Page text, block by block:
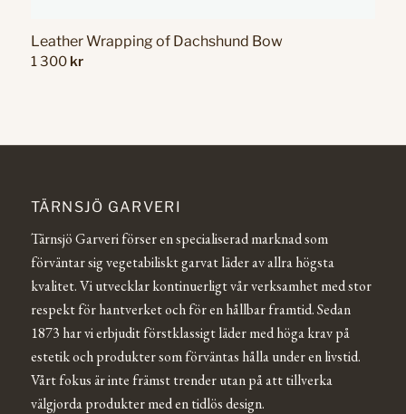
Leather Wrapping of Dachshund Bow
1 300 kr
TÄRNSJÖ GARVERI
Tärnsjö Garveri förser en specialiserad marknad som
förväntar sig vegetabiliskt garvat läder av allra högsta
kvalitet. Vi utvecklar kontinuerligt vår verksamhet med stor
respekt för hantverket och för en hållbar framtid. Sedan
1873 har vi erbjudit förstklassigt läder med höga krav på
estetik och produkter som förväntas hålla under en livstid.
Vårt fokus är inte främst trender utan på att tillverka
välgjorda produkter med en tidlös design.